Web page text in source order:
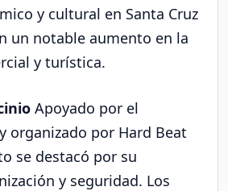
y cultural en Santa Cruz
un notable aumento en la
y turística.
Apoyado por el
organizado por Hard Beat
se destacó por su
y seguridad. Los